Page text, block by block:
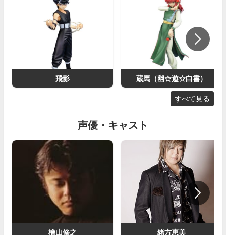
飛影 蔵馬（幽☆遊☆白書）
すべて見る
声優・キャスト
檜山修之 緒方恵美